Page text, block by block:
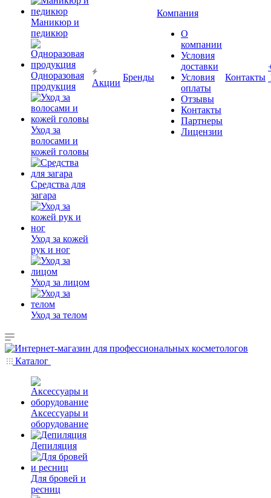
Маникюр и
педикюр
Одноразовая
продукция
Уход за
волосами и
кожей головы
Средства для
загара
Уход за кожей
рук и ног
Уход за лицом
Уход за телом
Акции
Бренды
Компания
О
компании
Условия
доставки
Условия
оплаты
Отзывы
Контакты
Партнеры
Лицензии
Контакты
Каталог
Аксессуары и
оборудование
Депиляция
Для бровей и
ресниц